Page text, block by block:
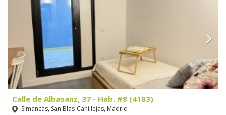
Calle de Albasanz, 37 - Hab. #8 (4183)
Simancas, San Blas-Canillejas, Madrid